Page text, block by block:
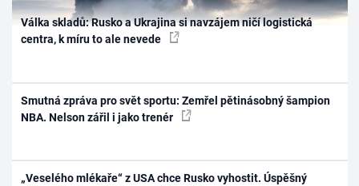
Válka skladů: Rusko a Ukrajina si navzájem ničí logistická
centra, k míru to ale nevede
Smutná zpráva pro svět sportu: Zemřel pětinásobný šampion
NBA. Nelson zářil i jako trenér
„Veselého mlékaře“ z USA chce Rusko vyhostit. Úspěšný